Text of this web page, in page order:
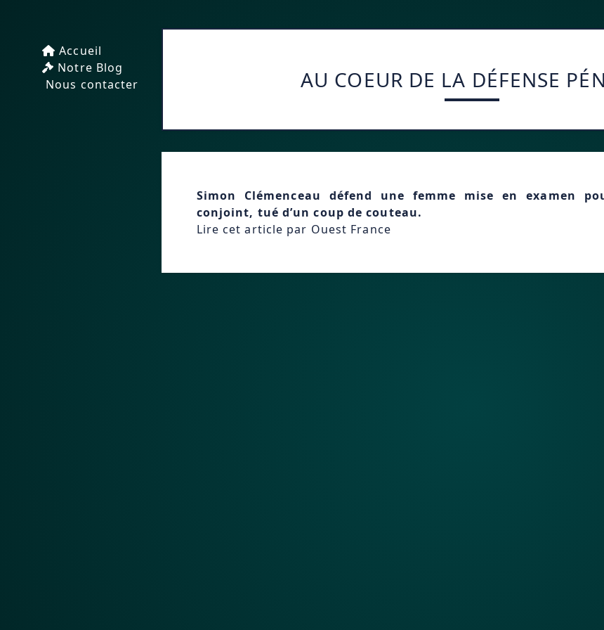
AU COEUR DE LA DÉFENSE
Simon Clémenceau défend une femme mise en examen
conjoint, tué d’un coup de couteau.
Lire cet article par Ouest France
Accueil
Notre Blog
Nous contacter